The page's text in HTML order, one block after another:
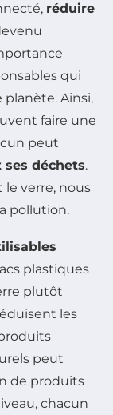
réduire
qui
Ainsi,
faire une
peut
déchets.
le verre, nous
pollution.
plastiques
plutôt
les
peut
de produits
chacun